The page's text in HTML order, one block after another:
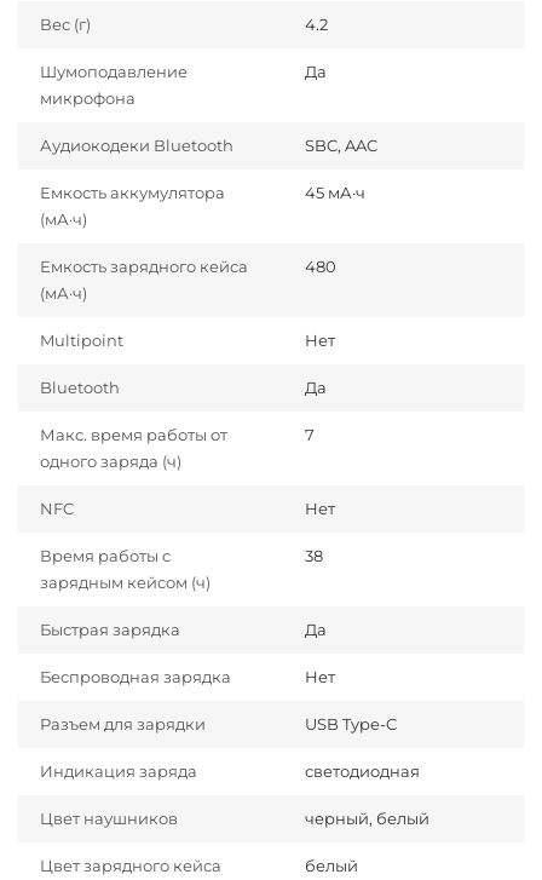
Вес (г) 4.2
Шумоподавление
микрофона
Да
Аудиокодеки Bluetooth SBC, AAC
Емкость аккумулятора
(мА·ч)
45 мА·ч
Емкость зарядного кейса
(мА·ч)
480
Multipoint Нет
Bluetooth Да
Макс. время работы от
одного заряда (ч)
7
NFC Нет
Время работы с
зарядным кейсом (ч)
38
Быстрая зарядка Да
Беспроводная зарядка Нет
Разъем для зарядки USB Type-C
Индикация заряда светодиодная
Цвет наушников черный, белый
Цвет зарядного кейса белый